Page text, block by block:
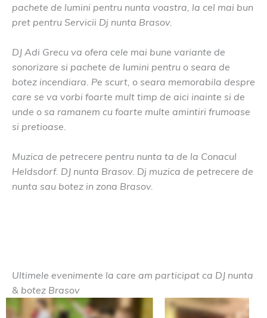
pachete de lumini pentru nunta voastra, la cel mai bun
pret pentru Servicii Dj nunta Brasov.
DJ Adi Grecu va ofera cele mai bune variante de
sonorizare si pachete de lumini pentru o seara de
botez incendiara. Pe scurt, o seara memorabila despre
care se va vorbi foarte mult timp de aici inainte si de
unde o sa ramanem cu foarte multe amintiri frumoase
si pretioase.
Muzica de petrecere pentru nunta ta de la Conacul
Heldsdorf. DJ nunta Brasov. Dj muzica de petrecere de
nunta sau botez in zona Brasov.
Ultimele evenimente la care am participat ca DJ nunta
& botez Brasov